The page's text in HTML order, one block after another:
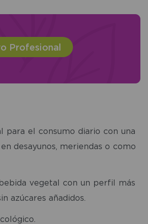
Profesional
para el consumo diario con una
desayunos, meriendas o como
vegetal con un perfil más
azúcares añadidos.